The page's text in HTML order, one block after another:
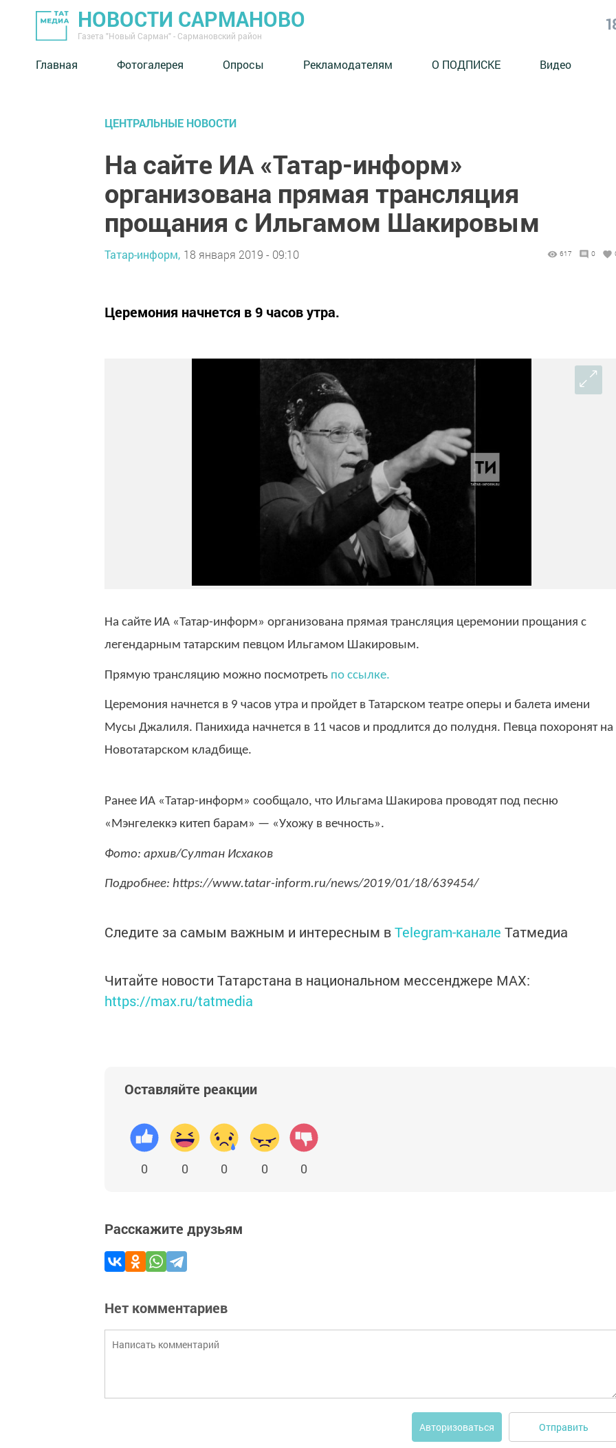
НОВОСТИ САРМАНОВО
Газета "Новый Сарман" - Сармановский район
Главная Фотогалерея Опросы Рекламодателям О ПОДПИСКЕ Видео
ЦЕНТРАЛЬНЫЕ НОВОСТИ
На сайте ИА «Татар-информ»
организована прямая трансляция
прощания с Ильгамом Шакировым
Татар-информ, 18 января 2019 - 09:10 617 0
Церемония начнется в 9 часов утра.
На сайте ИА «Татар-информ» организована прямая трансляция церемонии прощания с
легендарным татарским певцом Ильгамом Шакировым.
Прямую трансляцию можно посмотреть по ссылке.
Церемония начнется в 9 часов утра и пройдет в Татарском театре оперы и балета имени
Мусы Джалиля. Панихида начнется в 11 часов и продлится до полудня. Певца похоронят на
Новотатарском кладбище.
Ранее ИА «Татар-информ» сообщало, что Ильгама Шакирова проводят под песню
«Мэнгелеккэ китеп барам» — «Ухожу в вечность».
Фото: архив/Султан Исхаков
Подробнее: https://www.tatar-inform.ru/news/2019/01/18/639454/
Следите за самым важным и интересным вTelegram-канале Татмедиа
Читайте новости Татарстана в национальном мессенджере MАХ:
https://max.ru/tatmedia
Оставляйте реакции
0 0 0 0 0
Расскажите друзьям
Нет комментариев
Авторизоваться Отправить